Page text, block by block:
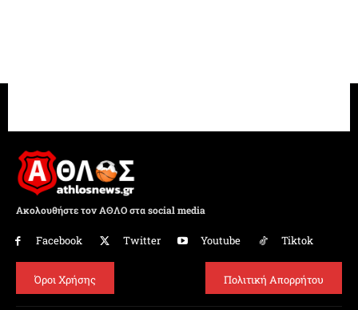
Ακολουθήστε τον ΑΘΛΟ στα social media
Facebook Twitter Youtube Tiktok
Όροι Χρήσης Πολιτική Απορρήτου